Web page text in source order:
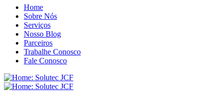
Home
Sobre Nós
Serviços
Nosso Blog
Parceiros
Trabalhe Conosco
Fale Conosco